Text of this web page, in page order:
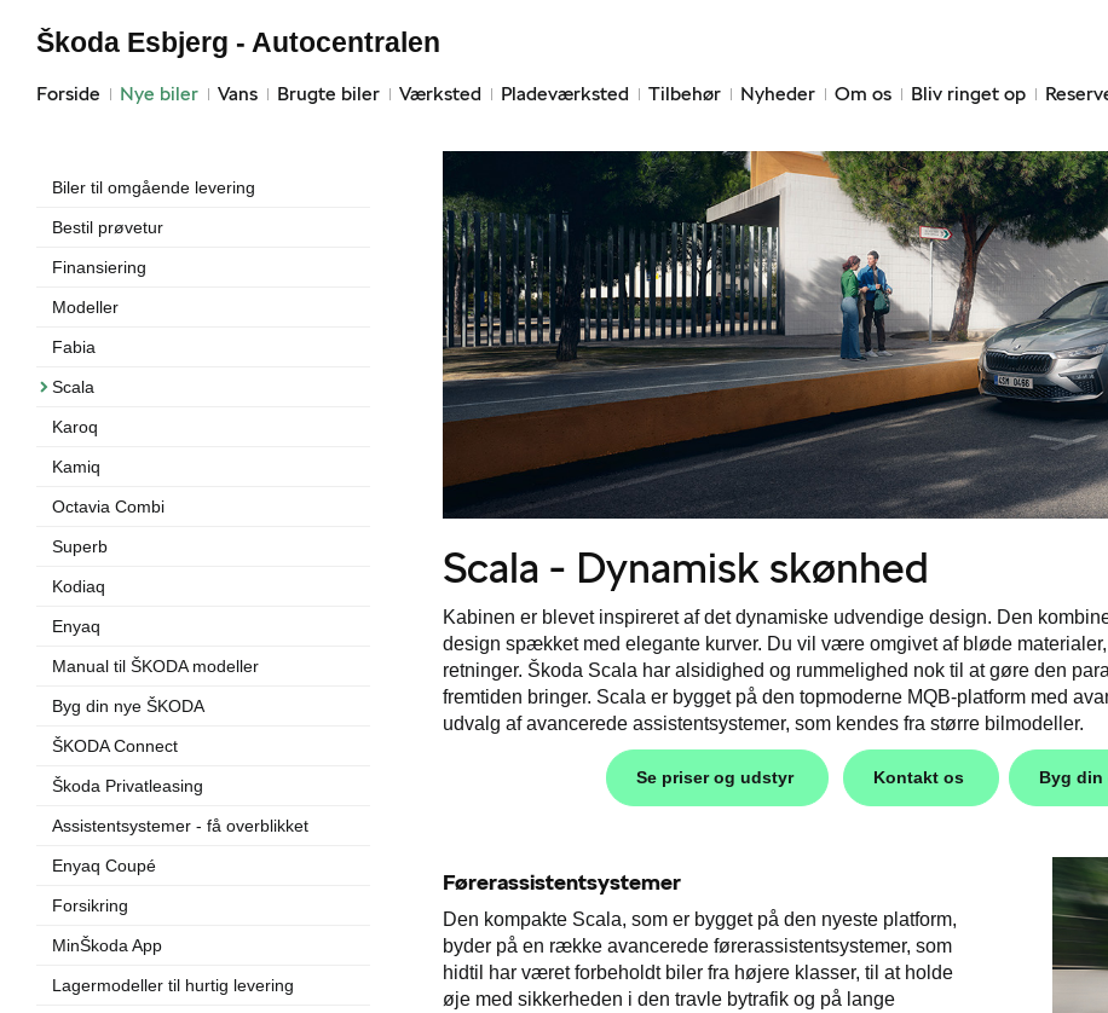
Forside Nye biler Vans Brugte biler Værksted Pladeværksted Tilbehør Nyheder Om os Bliv ringet op
Škoda Esbjerg - Autocentralen
Biler til omgående levering
Bestil prøvetur
Finansiering
Modeller
Fabia
Scala
Karoq
Kamiq
Octavia Combi
Superb
Kodiaq
Enyaq
Manual til ŠKODA modeller
Byg din nye ŠKODA
ŠKODA Connect
Škoda Privatleasing
Assistentsystemer - få overblikket
Enyaq Coupé
Forsikring
MinŠkoda App
Lagermodeller til hurtig levering
Scala - Dynamisk skønhed
Kabinen er blevet inspireret af det dynamiske udvendige design. Den
design spækket med elegante kurver. Du vil være omgivet af bløde
retninger. Škoda Scala har alsidighed og rummelighed nok til at gøre den
fremtiden bringer. Scala er bygget på den topmoderne MQB-platform med
udvalg af avancerede assistentsystemer, som kendes fra større bilmodeller.
Se priser og udstyr Kontakt os Byg din
Førerassistentsystemer
Den kompakte Scala, som er bygget på den nyeste platform,
byder på en række avancerede førerassistentsystemer, som
hidtil har været forbeholdt biler fra højere klasser, til at holde
øje med sikkerheden i den travle bytrafik og på lange